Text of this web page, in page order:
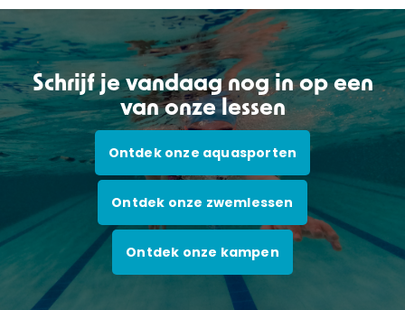
Schrijf je vandaag nog in op een
van onze lessen
Ontdek onze aquasporten
Ontdek onze zwemlessen
Ontdek onze kampen